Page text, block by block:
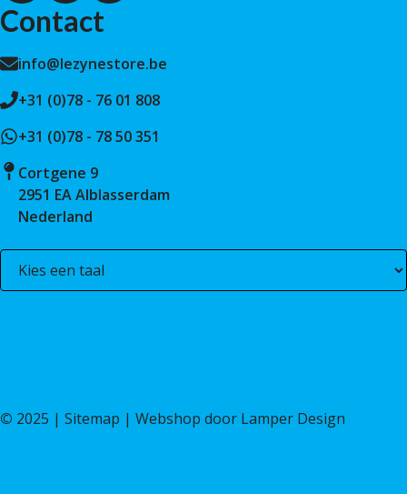
Contact
info@lezynestore.be
+31 (0)78 - 76 01 808
+31 (0)78 - 78 50 351
Cortgene 9
2951 EA Alblasserdam
Nederland
© 2025 | Sitemap | Webshop door Lamper Design